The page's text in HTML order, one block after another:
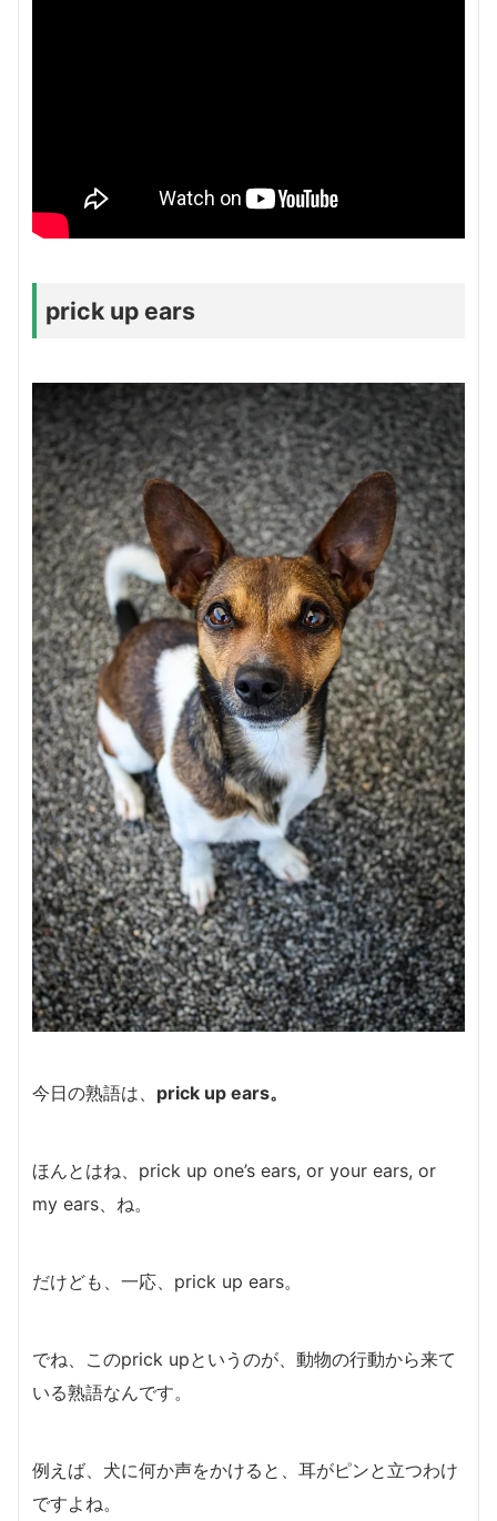
prick up ears
今日の熟語は、 prick up ears。
ほんとはね、prick up one’s ears, or your ears, or
my ears、ね。
だけども、一応、prick up ears。
でね、このprick upというのが、動物の行動から来て
いる熟語なんです。
例えば、犬に何か声をかけると、耳がピンと立つわけ
ですよね。